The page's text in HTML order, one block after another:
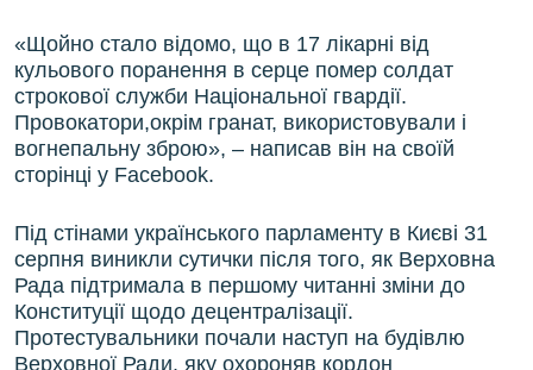
«Щойно стало відомо, що в 17 лікарні від
кульового поранення в серце помер солдат
строкової служби Національної гвардії.
Провокатори,окрім гранат, використовували і
вогнепальну зброю», – написав він на своїй
сторінці у Facebook.
Під стінами українського парламенту в Києві 31
серпня виникли сутички після того, як Верховна
Рада підтримала в першому читанні зміни до
Конституції щодо децентралізації.
Протестувальники почали наступ на будівлю
Верховної Ради, яку охороняв кордон